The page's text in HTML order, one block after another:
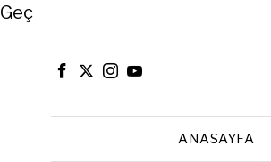
Close
Geç
ANASAYFA